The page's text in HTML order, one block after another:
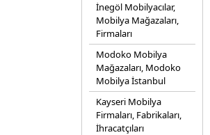
İnegöl Mobilyacılar,
Mobilya Mağazaları,
Firmaları
Modoko Mobilya
Mağazaları, Modoko
Mobilya İstanbul
Kayseri Mobilya
Firmaları, Fabrikaları,
İhracatçıları